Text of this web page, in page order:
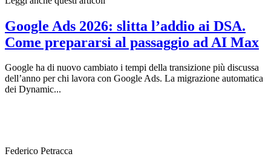
Google Ads 2026: slitta l’addio ai DSA.
Come prepararsi al passaggio ad AI Max
Google ha di nuovo cambiato i tempi della transizione più discussa
dell’anno per chi lavora con Google Ads. La migrazione automatica
dei Dynamic...
Federico Petracca